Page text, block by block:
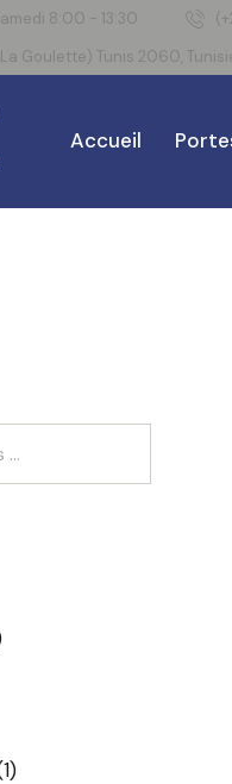
8:00 - 13:30
Goulette) Tunis 2060,
Accueil